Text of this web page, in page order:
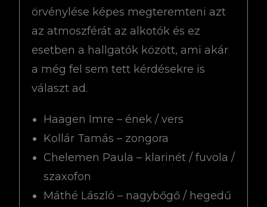
örvénylése képes megteremteni azt
az atmoszférát az alkotók és ez
esetben a hallgatók között, ami akár
a még fel sem tett kérdésekre is
választ ad.
Haagen Imre – ének / vers
Kollár Tamás – zongora
Chelemen Paula – klarinét / fuvola /
szaxofon
Máthé László – nagybőgő / hegedű